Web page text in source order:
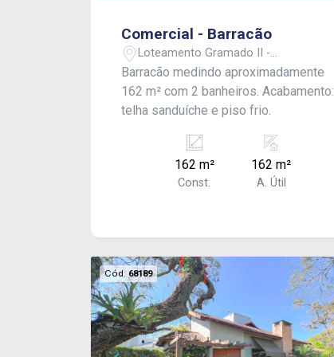
Comercial - Barracão
Loteamento Gramado II -
Itapetininga/SP
Barracão medindo aproximadamente
162 m² com 2 banheiros. Acabamento:
telha sanduíche e piso frio.
162 m²
Const.
162 m²
A. Útil
Cód. 68189